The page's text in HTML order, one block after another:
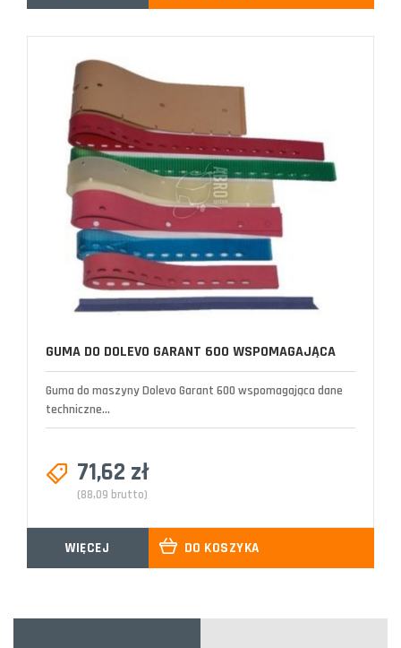
GUMA DO DOLEVO GARANT 600 WSPOMAGAJĄCA
Guma do maszyny Dolevo Garant 600 wspomagająca dane
techniczne...
71,62 zł
(88,09 brutto)
WIĘCEJ DO KOSZYKA